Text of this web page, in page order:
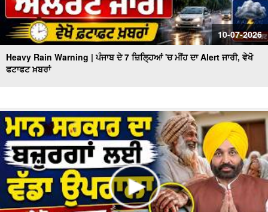
10-07-2026
Heavy Rain Warning | ਪੰਜਾਬ ਦੇ 7 ਜ਼ਿਲ੍ਹਿਆਂ 'ਚ ਮੀਂਹ ਦਾ Alert ਜਾਰੀ, ਵੇਖੋ
ਫਟਾਫਟ ਖ਼ਬਰਾਂ